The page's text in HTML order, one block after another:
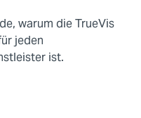
warum die TrueVis
jeden
ist.